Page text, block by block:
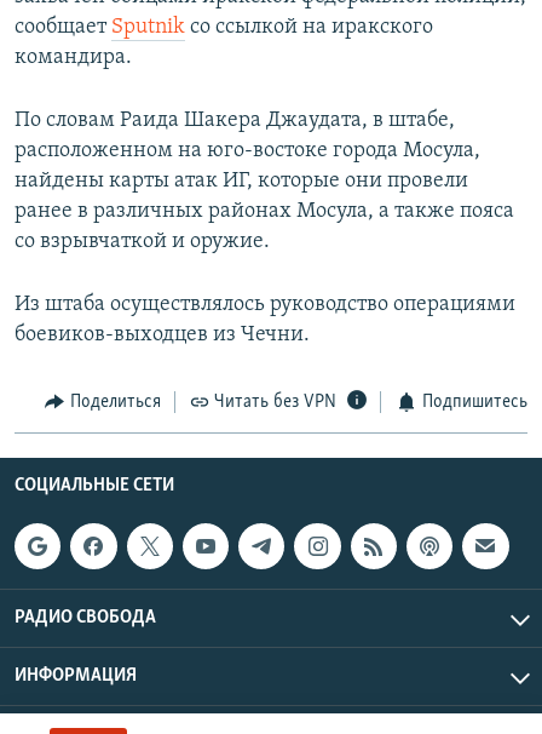
сообщает Sputnik со ссылкой на иракского
командира.
По словам Раида Шакера Джаудата, в штабе,
расположенном на юго-востоке города Мосула,
найдены карты атак ИГ, которые они провели
ранее в различных районах Мосула, а также пояса
со взрывчаткой и оружие.
Из штаба осуществлялось руководство операциями
боевиков-выходцев из Чечни.
Поделиться Читать без VPN Подпишитесь
СОЦИАЛЬНЫЕ СЕТИ
РАДИО СВОБОДА
ИНФОРМАЦИЯ